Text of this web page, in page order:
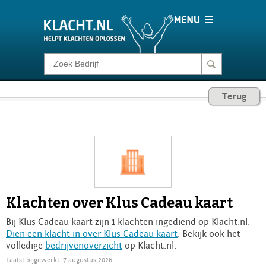
Klacht melden
Login
Terug
Klachten over Klus Cadeau kaart
Bij Klus Cadeau kaart zijn 1 klachten ingediend op Klacht.nl.
Dien een klacht in over Klus Cadeau kaart . Bekijk ook het
volledige bedrijvenoverzicht op Klacht.nl.
Laatst bijgewerkt: 7 augustus 2026